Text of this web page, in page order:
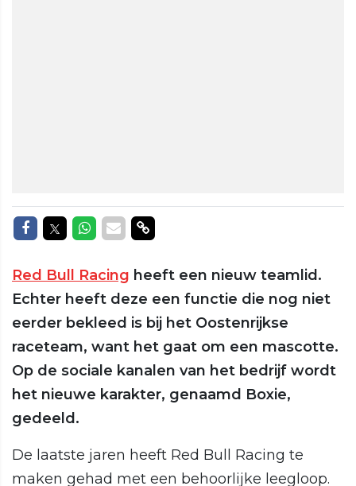
Delen op Facebook
Delen op Twitter
Delen op Whatsapp
Delen via Mail
Delen via link
Red Bull Racing heeft een nieuw teamlid.
Echter heeft deze een functie die nog niet
eerder bekleed is bij het Oostenrijkse
raceteam, want het gaat om een mascotte.
Op de sociale kanalen van het bedrijf wordt
het nieuwe karakter, genaamd Boxie,
gedeeld.
De laatste jaren heeft Red Bull Racing te
maken gehad met een behoorlijke leegloop.